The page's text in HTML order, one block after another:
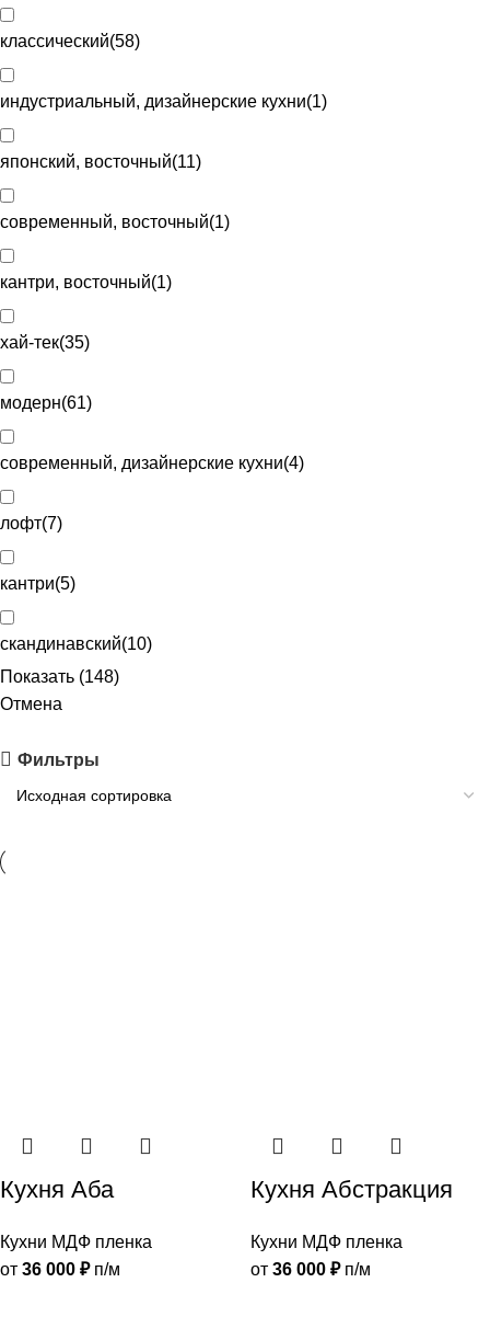
классический(58)
индустриальный, дизайнерские кухни(1)
японский, восточный(11)
современный, восточный(1)
кантри, восточный(1)
хай-тек(35)
модерн(61)
современный, дизайнерские кухни(4)
лофт(7)
кантри(5)
скандинавский(10)
Показать (148)
Отмена
Фильтры
Кухня Аба
Кухни МДФ пленка
от 36 000 ₽п/м
Кухня Абстракция
Кухни МДФ пленка
от 36 000 ₽п/м